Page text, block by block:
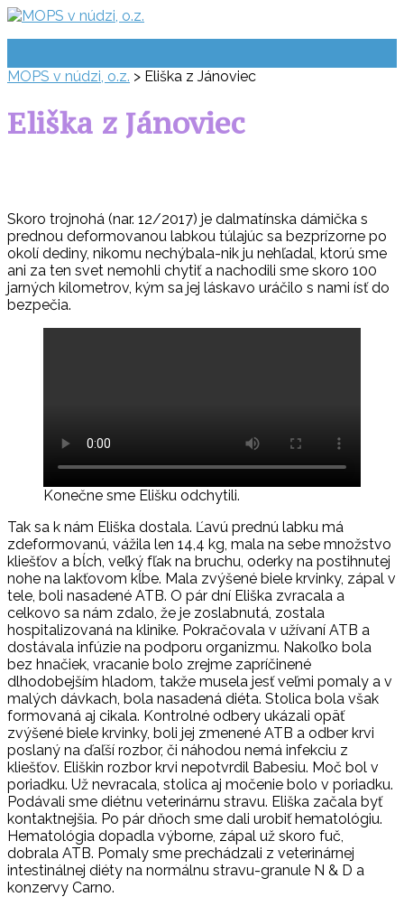
Prejsť
MOPS v núdzi, o.z. > Eliška z Jánoviec
Eliška z Jánoviec
Skoro trojnohá (nar. 12/2017) je dalmatínska dámička s
prednou deformovanou labkou túlajúc sa bezprízorne po
okolí dediny, nikomu nechýbala-nik ju nehľadal, ktorú sme
ani za ten svet nemohli chytiť a nachodili sme skoro 100
jarných kilometrov, kým sa jej láskavo uráčilo s nami ísť do
bezpečia.
Konečne sme Elišku odchytili.
Tak sa k nám Eliška dostala. Ľavú prednú labku má
zdeformovanú, vážila len 14,4 kg, mala na sebe množstvo
kliešťov a bĺch, veľký fľak na bruchu, oderky na postihnutej
nohe na lakťovom kĺbe. Mala zvýšené biele krvinky, zápal v
tele, boli nasadené ATB. O pár dní Eliška zvracala a
celkovo sa nám zdalo, že je zoslabnutá, zostala
hospitalizovaná na klinike. Pokračovala v užívaní ATB a
dostávala infúzie na podporu organizmu. Nakoľko bola
bez hnačiek, vracanie bolo zrejme zapríčinené
dlhodobejším hladom, takže musela jesť veľmi pomaly a v
malých dávkach, bola nasadená diéta. Stolica bola však
formovaná aj cikala. Kontrolné odbery ukázali opäť
zvýšené biele krvinky, boli jej zmenené ATB a odber krvi
poslaný na ďaľší rozbor, či náhodou nemá infekciu z
kliešťov. Eliškin rozbor krvi nepotvrdil Babesiu. Moč bol v
poriadku. Už nevracala, stolica aj močenie bolo v poriadku.
Podávali sme diétnu veterinárnu stravu. Eliška začala byť
kontaktnejšia. Po pár dňoch sme dali urobiť hematológiu.
Hematológia dopadla výborne, zápal už skoro fuč,
dobrala ATB. Pomaly sme prechádzali z veterinárnej
intestinálnej diéty na normálnu stravu-granule N & D a
konzervy Carno.